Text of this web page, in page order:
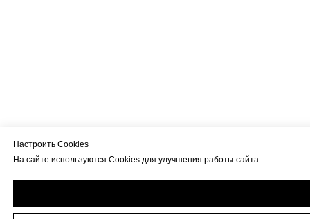
Настроить Cookies
На сайте используются Cookies для улучшения работы сайта.